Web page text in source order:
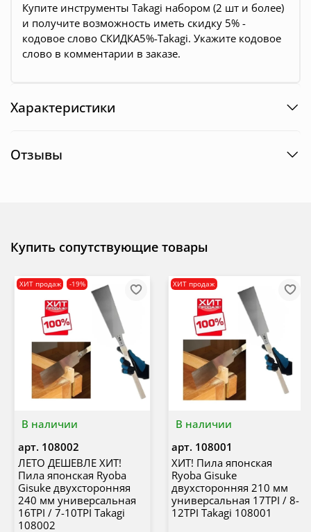
Купите инструменты Takagi набором (2 шт и более)
и получите возможность иметь скидку 5% -
кодовое слово СКИДКА5%-Takagi. Укажите кодовое
слово в комментарии в заказе.
Характеристики
Отзывы
Купить сопутствующие товары
В наличии
ХИТ продаж -19%
арт. 108002
ЛЕТО ДЕШЕВЛЕ ХИТ!
Пила японская Ryoba
Gisuke двухсторонняя
240 мм универсальная
16TPI / 7-10TPI Takagi
108002
В наличии
ХИТ продаж
арт. 108001
ХИТ! Пила японская
Ryoba Gisuke
двухсторонняя 210 мм
универсальная 17TPI / 8-
12TPI Takagi 108001